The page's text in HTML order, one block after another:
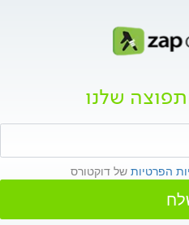
שלנו
הפרטיות של דוקטורס